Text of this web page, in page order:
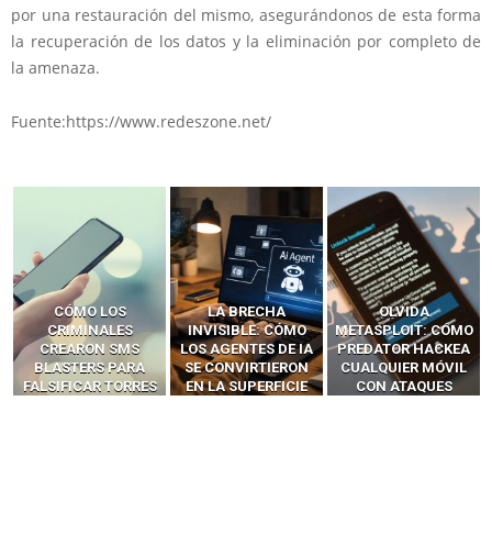
por una restauración del mismo, asegurándonos de esta forma
la recuperación de los datos y la eliminación por completo de
la amenaza.
Fuente:https://www.redeszone.net/
LA BRECHA
INVISIBLE: CÓMO
LOS AGENTES DE IA
SE CONVIRTIERON
EN LA SUPERFICIE
OLVIDA
METASPLOIT: CÓMO
PREDATOR HACKEA
CUALQUIER MÓVIL
CON ATAQUES
CÓMO LOS HACKERS
INTERCEPTAN OTPS
Y LLAMADAS
MÓVILES SIN
‘HACKEAR’ — EL